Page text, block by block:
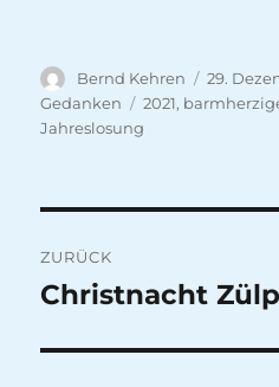
Autor
Bernd Kehren
am
29.
Gedanken
Schlagwörter
2021,
Jahreslosung
ZURÜCK
Vorheriger
Christnacht